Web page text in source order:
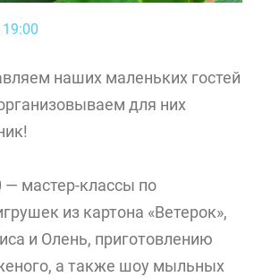
19:00
наших маленьких гостей
для них
— мастер-классы по
из картона «Ветерок»,
и Олень, приготовлению
а также шоу мыльных